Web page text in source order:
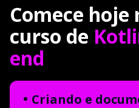
Comece hoje
curso de
end
Criando e